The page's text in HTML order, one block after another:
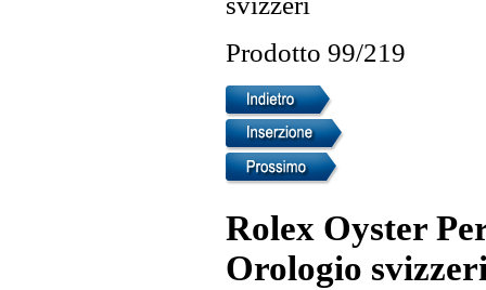
Prodotto 99/219
Rolex Oyster
Orologio